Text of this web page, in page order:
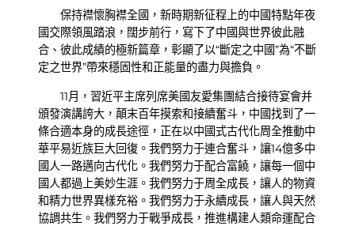
保持襟懷胸襟全國，新時期新征程上的中國特點年夜
國交際領風踏浪，闊步前行，寫下了中國與世界彼此融
合、彼此成績的極新篇章，彰顯了以“斷定之中國”為“不斷
定之世界”帶來穩固性和正能量的盡力與擔負。
11月，習近平主席列席美國友愛集團結合接待宴會并
頒發演講誇大，顛末百年摸索和接續奮斗，中國找到了一
條合適本身的成長途徑，正在以中國式古代化周全推動中
華平易近族巨大回復。我們努力于連合奮斗，讓14億多中
國人一路邁向古代化。我們努力于配合富饒，讓每一個中
國人都過上美妙生涯。我們努力于周全成長，讓人的物資
和精力世界異樣充裕。我們努力于永續成長，讓人與天然
協調共生。我們努力于戰爭成長，推進構建人類命運配合